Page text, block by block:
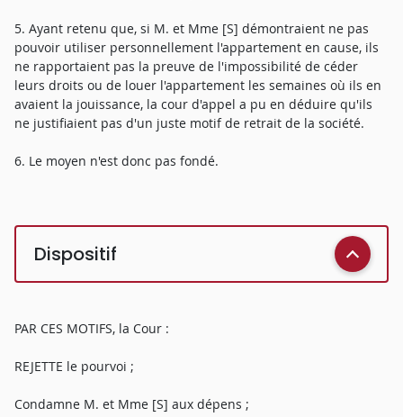
5. Ayant retenu que, si M. et Mme [S] démontraient ne pas
pouvoir utiliser personnellement l'appartement en cause, ils
ne rapportaient pas la preuve de l'impossibilité de céder
leurs droits ou de louer l'appartement les semaines où ils en
avaient la jouissance, la cour d'appel a pu en déduire qu'ils
ne justifiaient pas d'un juste motif de retrait de la société.
6. Le moyen n'est donc pas fondé.
Dispositif
PAR CES MOTIFS, la Cour :
REJETTE le pourvoi ;
Condamne M. et Mme [S] aux dépens ;